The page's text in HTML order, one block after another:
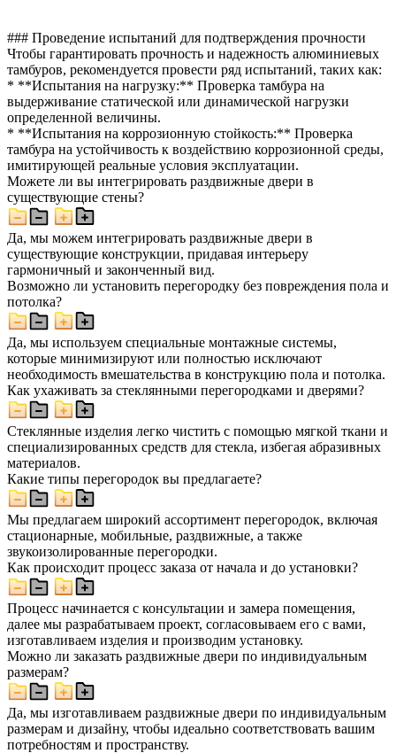
### Проведение испытаний для подтверждения прочности
Чтобы гарантировать прочность и надежность алюминиевых
тамбуров, рекомендуется провести ряд испытаний, таких как:
* **Испытания на нагрузку:** Проверка тамбура на
выдерживание статической или динамической нагрузки
определенной величины.
* **Испытания на коррозионную стойкость:** Проверка
тамбура на устойчивость к воздействию коррозионной среды,
имитирующей реальные условия эксплуатации.
Можете ли вы интегрировать раздвижные двери в
существующие стены?
Да, мы можем интегрировать раздвижные двери в
существующие конструкции, придавая интерьеру
гармоничный и законченный вид.
Возможно ли установить перегородку без повреждения пола и
потолка?
Да, мы используем специальные монтажные системы,
которые минимизируют или полностью исключают
необходимость вмешательства в конструкцию пола и потолка.
Как ухаживать за стеклянными перегородками и дверями?
Стеклянные изделия легко чистить с помощью мягкой ткани и
специализированных средств для стекла, избегая абразивных
материалов.
Какие типы перегородок вы предлагаете?
Мы предлагаем широкий ассортимент перегородок, включая
стационарные, мобильные, раздвижные, а также
звукоизолированные перегородки.
Как происходит процесс заказа от начала и до установки?
Процесс начинается с консультации и замера помещения,
далее мы разрабатываем проект, согласовываем его с вами,
изготавливаем изделия и производим установку.
Можно ли заказать раздвижные двери по индивидуальным
размерам?
Да, мы изготавливаем раздвижные двери по индивидуальным
размерам и дизайну, чтобы идеально соответствовать вашим
потребностям и пространству.